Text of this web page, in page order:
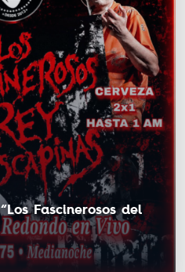
Fascinerosos del